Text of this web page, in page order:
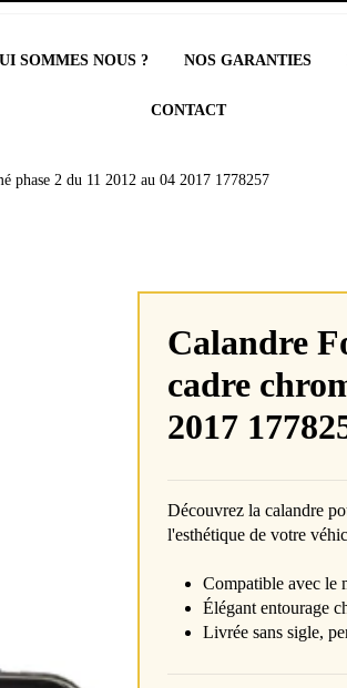
SOMMES NOUS ? NOS GARANTIES
CONTACT
phase 2 du 11 2012 au 04 2017 1778257
Calandre
cadre
2017
Découvrez la calandre
l'esthétique de votre
Compatible avec le
Élégant entourage
Livrée sans sigle,